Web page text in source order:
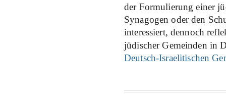
der Formulierung einer
Synagogen oder den
interessiert, dennoch
jüdischer Gemeinden in
Deutsch-Israelitischen